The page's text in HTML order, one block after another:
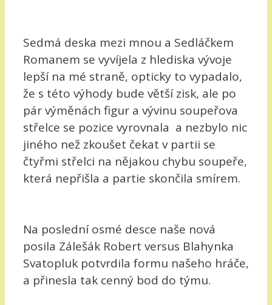
Sedmá deska mezi mnou a Sedláčkem
Romanem se vyvíjela z hlediska vývoje
lepší na mé straně, opticky to vypadalo,
že s této výhody bude větší zisk, ale po
pár výměnách figur a vývinu soupeřova
střelce se pozice vyrovnala a nezbylo nic
jiného než zkoušet čekat v partii se
čtyřmi střelci na nějakou chybu soupeře,
která nepřišla a partie skončila smírem.
Na poslední osmé desce naše nová
posila Zálešák Robert versus Blahynka
Svatopluk potvrdila formu našeho hráče,
a přinesla tak cenný bod do týmu.